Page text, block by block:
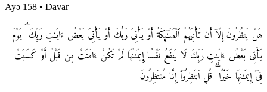
Ayə 158 • Davar
هَلْ يَنظُرُونَ إِلَّآ أَن تَأْتِيَهُمُ ٱلْمَلَـٰٓئِكَةُ أَوْ يَأْتِىَ رَبُّكَ أَوْ يَأْتِىَ بَعْضُ ءَايَـٰتِ رَبِّكَ ۗ يَوْمَ
يَأْتِى بَعْضُ ءَايَـٰتِ رَبِّكَ لَا يَنفَعُ نَفْسًا إِيمَـٰنُهَا لَمْ تَكُنْ ءَامَنَتْ مِن قَبْلُ أَوْ كَسَبَتْ
فِىٓ إِيمَـٰنِهَا خَيْرًا ۗ قُلِ ٱنتَظِرُوٓا۟ إِنَّا مُنتَظِرُونَ